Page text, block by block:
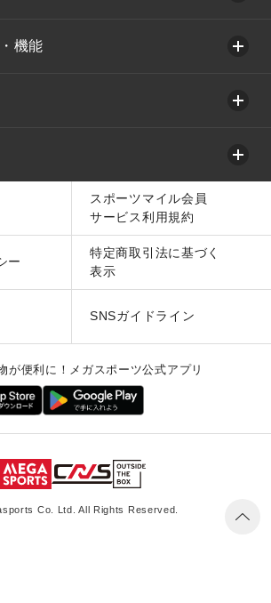
機能
スポーツマイル会員
サービス利用規約
ー
特定商取引法に基づく
表示
SNSガイドライン
が便利に！メガスポーツ公式アプリ
Co. Ltd. All Rights Reserved.